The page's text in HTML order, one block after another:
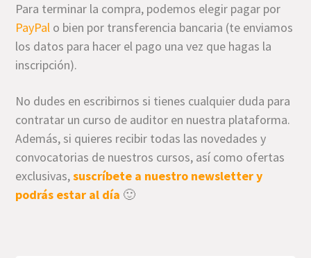
Para terminar la compra, podemos elegir pagar por
PayPal o bien por transferencia bancaria (te enviamos
los datos para hacer el pago una vez que hagas la
inscripción).
No dudes en escribirnos si tienes cualquier duda para
contratar un curso de auditor en nuestra plataforma.
Además, si quieres recibir todas las novedades y
convocatorias de nuestros cursos, así como ofertas
exclusivas,suscríbete a nuestro newsletter y
podrás estar al día 🙂